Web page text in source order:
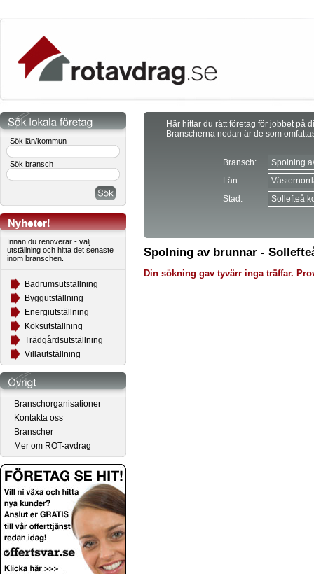
Sök län/kommun
Sök bransch
Innan du renoverar - välj
utställning och hitta det senaste
inom branschen.
Badrumsutställning
Byggutställning
Energiutställning
Köksutställning
Trädgårdsutställning
Villautställning
Branschorganisationer
Kontakta oss
Branscher
Mer om ROT-avdrag
Här hittar du rätt företag för jobbet på
Branscherna nedan är de som
Bransch:
Län:
Stad:
Spolning av brunnar -
Din sökning gav tyvärr inga träffar.